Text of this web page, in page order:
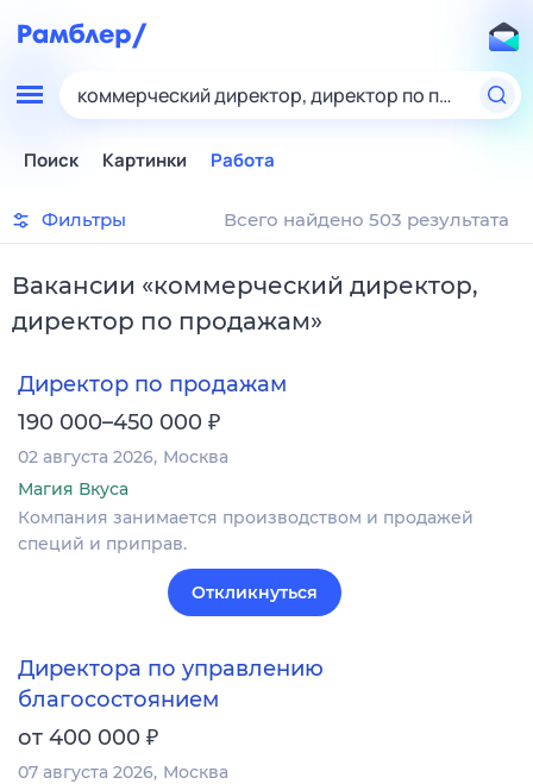
коммерческий директор, директор по продажам
Поиск Картинки Работа
Фильтры Всего найдено 503 результата
Вакансии «коммерческий директор,
директор по продажам»
Директор по продажам
190 000–450 000 ₽
02 августа 2026 Москва
Магия Вкуса
Компания занимается производством и продажей
специй и приправ.
Откликнуться
Директора по управлению
благосостоянием
от 400 000 ₽
07 августа 2026 Москва